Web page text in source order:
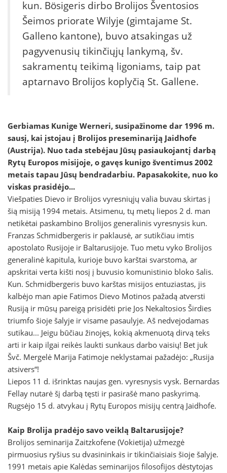
kun. Bösigeris dirbo Brolijos Šventosios
Šeimos priorate Wilyje (gimtajame St.
Galleno kantone), buvo atsakingas už
pagyvenusių tikinčiųjų lankymą, šv.
sakramentų teikimą ligoniams, taip pat
aptarnavo Brolijos koplyčią St. Gallene.
Gerbiamas Kunige Werneri, susipažinome dar 1996 m.
sausį, kai įstojau į Brolijos preseminariją Jaidhofe
(Austrija). Nuo tada stebėjau Jūsų pasiaukojantį darbą
Rytų Europos misijoje, o gavęs kunigo šventimus 2002
metais tapau Jūsų bendradarbiu. Papasakokite, nuo ko
viskas prasidėjo...
Viešpaties Dievo ir Brolijos vyresniųjų valia buvau skirtas į
šią misiją 1994 metais. Atsimenu, tų metų liepos 2 d. man
netikėtai paskambino Brolijos generalinis vyresnysis kun.
Franzas Schmidbergeris ir paklausė, ar sutikčiau imtis
apostolato Rusijoje ir Baltarusijoje. Tuo metu vyko Brolijos
generalinė kapitula, kurioje buvo karštai svarstoma, ar
apskritai verta kišti nosį į buvusio komunistinio bloko šalis.
Kun. Schmidbergeris buvo karštas misijos entuziastas, jis
kalbėjo man apie Fatimos Dievo Motinos pažadą atversti
Rusiją ir mūsų pareigą prisidėti prie Jos Nekaltosios Širdies
triumfo šioje šalyje ir visame pasaulyje. Aš nedvejodamas
sutikau... Jeigu būčiau žinojęs, kokią akmenuotą dirvą teks
arti ir kaip ilgai reikės laukti sunkaus darbo vaisių! Bet juk
Švč. Mergelė Marija Fatimoje neklystamai pažadėjo: „Rusija
atsivers“!
Liepos 11 d. išrinktas naujas gen. vyresnysis vysk. Bernardas
Fellay nutarė šį darbą tęsti ir pasirašė mano paskyrimą.
Rugsėjo 15 d. atvykau į Rytų Europos misijų centrą Jaidhofe.
Kaip Brolija pradėjo savo veiklą Baltarusijoje?
Brolijos seminarija Zaitzkofene (Vokietija) užmezgė
pirmuosius ryšius su dvasininkais ir tikinčiaisiais šioje šalyje.
1991 metais apie Kalėdas seminarijos filosofijos dėstytojas